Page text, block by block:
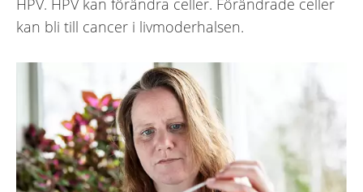
HPV. HPV kan förändra celler. Förändrade celler
kan bli till cancer i livmoderhalsen.